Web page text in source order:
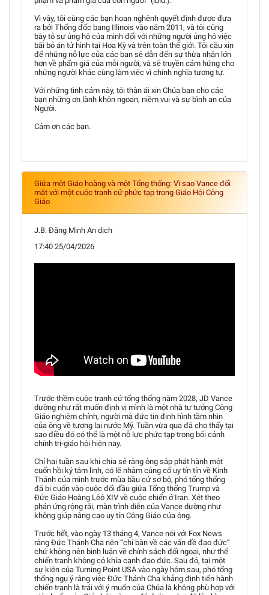
Vì vậy, tôi cùng các bạn hoan nghênh quyết định được đưa
ra bởi Thống đốc bang Illinois vào năm 2011, và tôi cũng
bày tỏ sự ủng hộ của mình đối với những người ủng hộ việc
bãi bỏ án tử hình tại Hoa Kỳ và trên toàn thế giới. Tôi cầu xin
để những nỗ lực của các bạn sẽ dẫn đến sự thừa nhận lớn
hơn về phẩm giá của mỗi người, và sẽ truyền cảm hứng cho
những người khác cùng làm việc vì chính nghĩa tương tự.
Với những tình cảm này, tôi thân ái xin Chúa ban cho các
bạn những ơn lành khôn ngoan, niềm vui và sự bình an của
Người.
Cảm ơn các bạn.
Giữa một Giáo hoàng và một Tổng thống: Vì sao Vance đối
mặt với một cuộc tranh cử phức tạp trong Giáo Hội Công
Giáo
J.B. Đặng Minh An dịch
17:40 25/04/2026
Trước thềm cuộc tranh cử tổng thống năm 2028, JD Vance
dường như rất muốn định vị mình là một nhà tư tưởng Công
Giáo nghiêm chỉnh, người mà đức tin định hình tầm nhìn
của ông về tương lai nước Mỹ. Tuần vừa qua đã cho thấy tại
sao điều đó có thể là một nỗ lực phức tạp trong bối cảnh
chính trị-giáo hội hiện nay.
Chỉ hai tuần sau khi chia sẻ rằng ông sắp phát hành một
cuốn hồi ký tâm linh, có lẽ nhằm củng cố uy tín tín về Kinh
Thánh của mình trước mùa bầu cử sơ bộ, phó tổng thống
đã bị cuốn vào cuộc đối đầu giữa Tổng thống Trump và
Đức Giáo Hoàng Lêô XIV về cuộc chiến ở Iran. Xét theo
phản ứng rộng rãi, màn trình diễn của Vance dường như
không giúp nâng cao uy tín Công Giáo của ông.
Trước hết, vào ngày 13 tháng 4, Vance nói với Fox News
rằng Đức Thánh Cha nên “chỉ bàn về các vấn đề đạo đức”
chứ không nên bình luận về chính sách đối ngoại, như thể
chiến tranh không có khía cạnh đạo đức. Sau đó, tại một
sự kiện của Turning Point USA vào ngày hôm sau, phó tổng
thống ngụ ý rằng việc Đức Thánh Cha khẳng định tiến hành
chiến tranh là trái với ý muốn của Chúa là không phù hợp với